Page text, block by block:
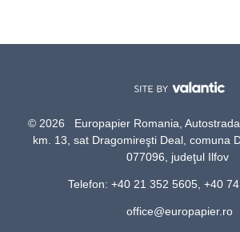
© 2026 Europapier Romania,
km. 13, sat Dragomireşti Deal, comuna
077096, judeţul Ilfov
Telefon: +40 21 352 5605, +40
office@europapier.ro